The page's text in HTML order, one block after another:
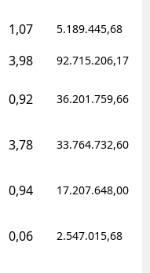
1,07 5.189.445,68
3,98 92.715.206,17
0,92 36.201.759,66
3,78 33.764.732,60
0,94 17.207.648,00
0,06 2.547.015,68